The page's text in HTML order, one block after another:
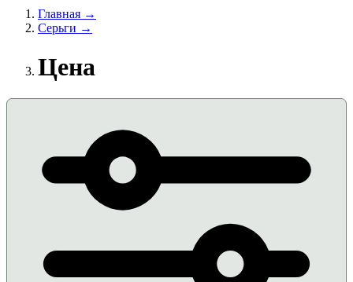
Главная →
Серьги →
Цена